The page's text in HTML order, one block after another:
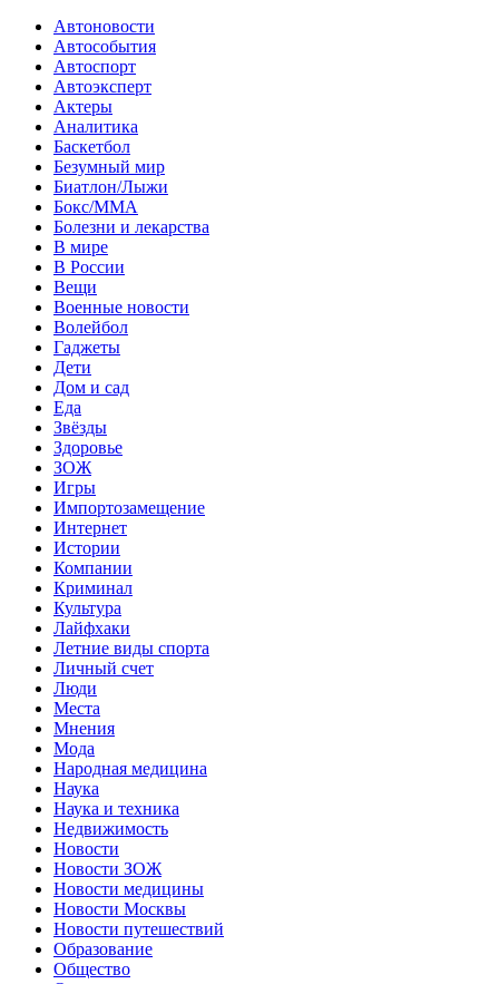
Автоновости
Автособытия
Автоспорт
Автоэксперт
Актеры
Аналитика
Баскетбол
Безумный мир
Биатлон/Лыжи
Бокс/MMA
Болезни и лекарства
В мире
В России
Вещи
Военные новости
Волейбол
Гаджеты
Дети
Дом и сад
Еда
Звёзды
Здоровье
ЗОЖ
Игры
Импортозамещение
Интернет
Истории
Компании
Криминал
Культура
Лайфхаки
Летние виды спорта
Личный счет
Люди
Места
Мнения
Мода
Народная медицина
Наука
Наука и техника
Недвижимость
Новости
Новости ЗОЖ
Новости медицины
Новости Москвы
Новости путешествий
Образование
Общество